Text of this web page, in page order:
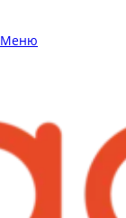
Меню